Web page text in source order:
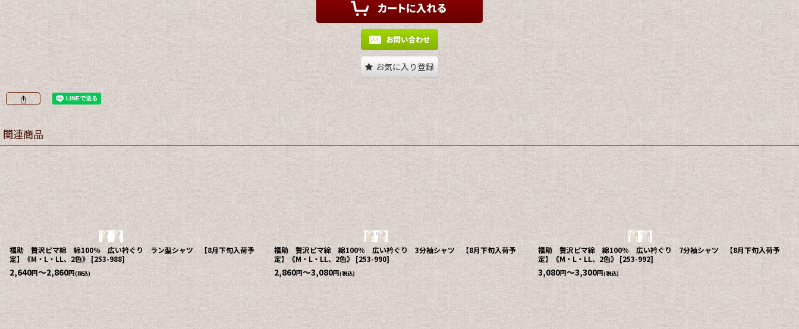
お気に入り登録
関連商品
福助 贅沢ピマ綿 綿100％ 広い衿ぐり ラン型シャツ 【8月下旬入荷予
定】《M・L・LL、2色》 [253-988]
2,640円～2,860円(税込)
福助 贅沢ピマ綿 綿100％ 広い衿ぐり 3分袖シャツ 【8月下旬入荷予
定】《M・L・LL、2色》 [253-990]
2,860円～3,080円(税込)
福助 贅沢ピマ綿 綿100％ 広い衿ぐり 7分袖シャツ 【8月下旬入荷予
定】《M・L・LL、2色》 [253-992]
3,080円～3,300円(税込)